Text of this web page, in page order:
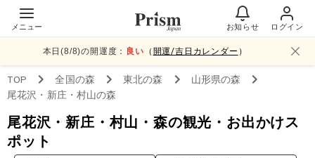
メニュー お知らせ ログイン
本日(8/8)の開運度： 良い （ 開運/吉日カレンダー ）
TOP 全国の森 東北の森 山形県の森
尾花沢・新庄・村山の森
尾花沢・新庄・村山・森の観光・お出かけス
ポット